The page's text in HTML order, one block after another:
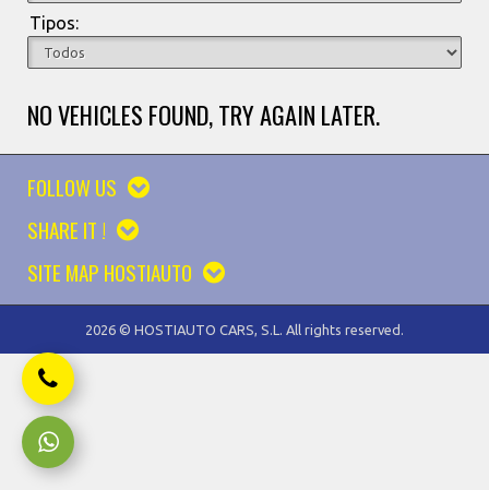
Tipos:
NO VEHICLES FOUND, TRY AGAIN LATER.
FOLLOW US
SHARE IT !
SITE MAP HOSTIAUTO
2026 © HOSTIAUTO CARS, S.L. All rights reserved.